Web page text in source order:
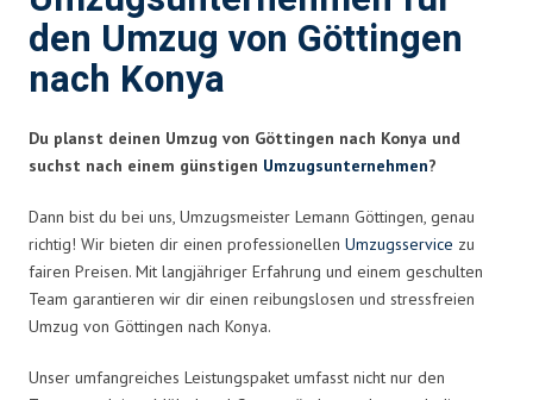
den Umzug von Göttingen
nach Konya
Du planst deinen Umzug von Göttingen nach Konya und
suchst nach einem günstigen Umzugsunternehmen?
Dann bist du bei uns, Umzugsmeister Lemann Göttingen, genau
richtig! Wir bieten dir einen professionellen Umzugsservice zu
fairen Preisen. Mit langjähriger Erfahrung und einem geschulten
Team garantieren wir dir einen reibungslosen und stressfreien
Umzug von Göttingen nach Konya.
Unser umfangreiches Leistungspaket umfasst nicht nur den